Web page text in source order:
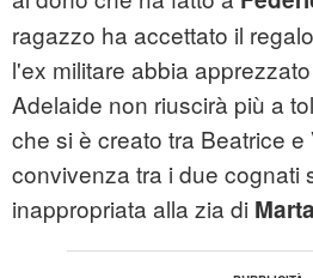
ragazzo ha accettato il
l'ex militare abbia
Adelaide non riuscirà più a
che si è creato tra Beatrice e
convivenza tra i due cognati
inappropriata alla zia di